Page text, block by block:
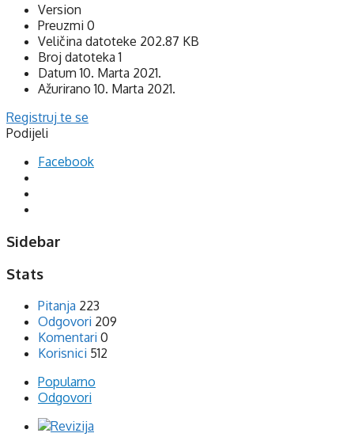
Version
Preuzmi 0
Veličina datoteke 202.87 KB
Broj datoteka1
Datum10. Marta 2021.
Ažurirano10. Marta 2021.
Registruj te se
Podijeli
Facebook
Sidebar
Stats
Pitanja 223
Odgovori 209
Komentari 0
Korisnici 512
Popularno
Odgovori